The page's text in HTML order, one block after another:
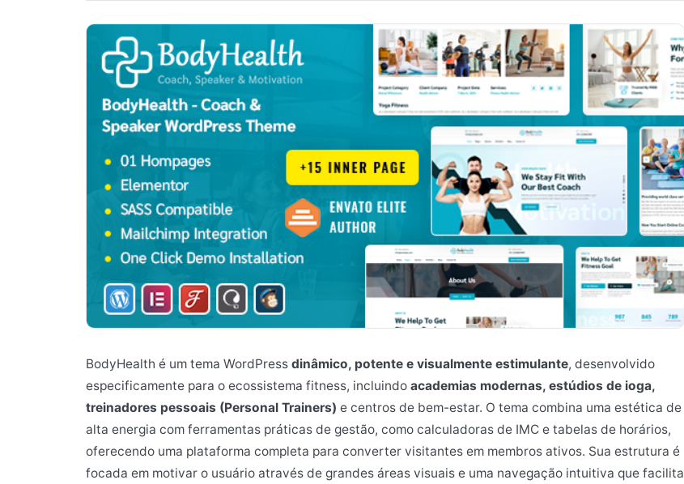
BodyHealth é um tema WordPress dinâmico, potente e visualmente estimulante, desenvolvido
especificamente para o ecossistema fitness, incluindo academias modernas, estúdios de ioga,
treinadores pessoais (Personal Trainers) e centros de bem-estar. O tema combina uma estética de
alta energia com ferramentas práticas de gestão, como calculadoras de IMC e tabelas de horários,
oferecendo uma plataforma completa para converter visitantes em membros ativos. Sua estrutura é
focada em motivar o usuário através de grandes áreas visuais e uma navegação intuitiva que facilita